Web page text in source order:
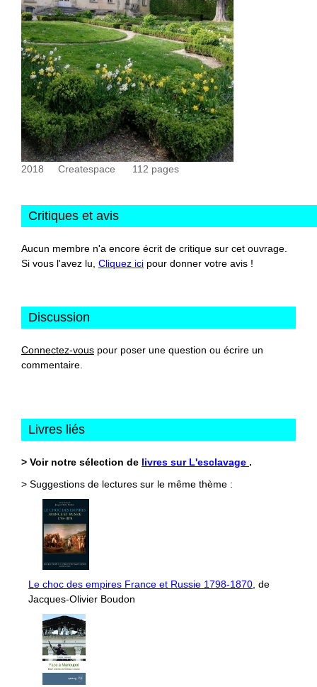
2018 Createspace 112 pages
Critiques et avis
Aucun membre n'a encore écrit de critique sur cet ouvrage.
Si vous l'avez lu, Cliquez ici pour donner votre avis !
Discussion
Connectez-vous pour poser une question ou écrire un
commentaire.
Livres liés
> Voir notre sélection de livres sur L'esclavage .
> Suggestions de lectures sur le même thème :
Le choc des empires France et Russie 1798-1870, de
Jacques-Olivier Boudon